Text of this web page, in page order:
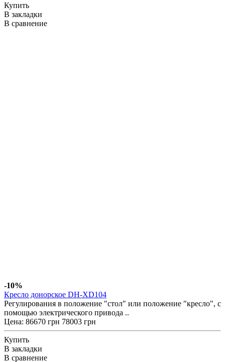
Купить
В закладки
В сравнение
-10%
Кресло донорское DH-XD104
Регулирования в положение "стол" или положение "кресло", с
помощью электрического привода ..
Цена: 86670 грн 78003 грн
Купить
В закладки
В сравнение